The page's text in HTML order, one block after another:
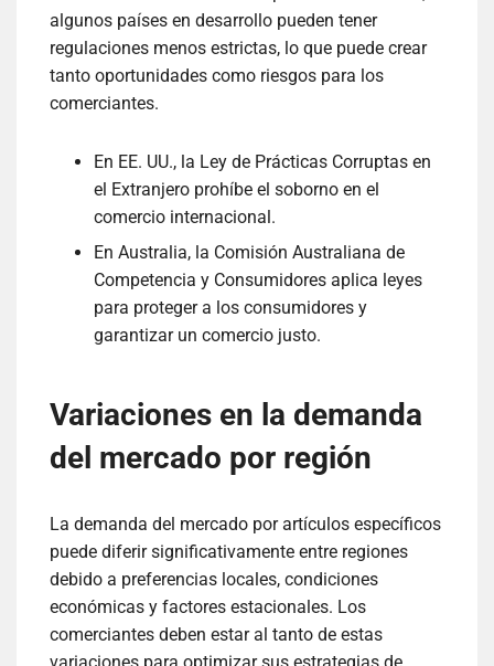
algunos países en desarrollo pueden tener
regulaciones menos estrictas, lo que puede crear
tanto oportunidades como riesgos para los
comerciantes.
En EE. UU., la Ley de Prácticas Corruptas en
el Extranjero prohíbe el soborno en el
comercio internacional.
En Australia, la Comisión Australiana de
Competencia y Consumidores aplica leyes
para proteger a los consumidores y
garantizar un comercio justo.
Variaciones en la demanda
del mercado por región
La demanda del mercado por artículos específicos
puede diferir significativamente entre regiones
debido a preferencias locales, condiciones
económicas y factores estacionales. Los
comerciantes deben estar al tanto de estas